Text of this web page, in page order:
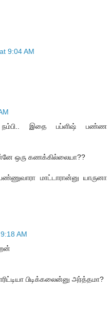
9:04 AM
நம்பி.. இதை பப்ளிஷ் பண்ண
ஒரு கணக்கில்லையா??
மாட்டாரான்னு யாருனா
AM
பிடிக்கலைன்னு அர்த்தமா?